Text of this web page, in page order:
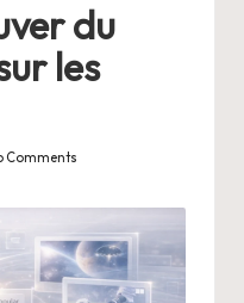
du
les
Comments